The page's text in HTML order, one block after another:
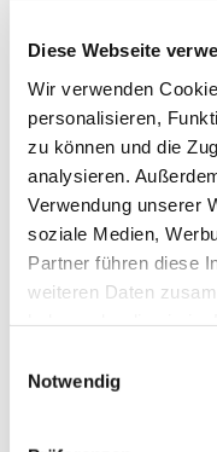
Diese Webseite
Wir verwenden
personalisieren,
zu können und die
analysieren.
Verwendung unserer
soziale Medien,
Partner führen diese
weiteren Daten
Notwendig